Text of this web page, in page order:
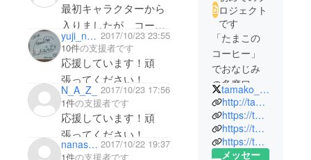
てすっかりこれしか飲
まなくなってしまいま
した。これからもおい
しいコーヒーをお願い
します。
最初キャラクターから
入りましたが、コー
ヒーもとてもおいしく
てすっかりこれしか飲
まなくなってしまいま
した。これからもおい
しいコーヒーをお願い
します。
yuji_nyan 2017/10/23 23:55
10件の支援者です
応援しています！頑
張ってください！
N_A_Z_
2017/10/23 17:56
1件の支援者です
応援しています！頑
張ってください！
nanashipro 2017/10/22 19:37
1件の支援者です
ロジェクト
です
「たまこの
コーヒー」
でおなじみ
の多摩ワー
ルドコー
ヒーです。
tamako_cafe
http://tamaworldcoffee.com/
https://twitter.com/tamako_cafe
https://twitter.com/shiasakura
https://twitter.com/pumony
メッセー